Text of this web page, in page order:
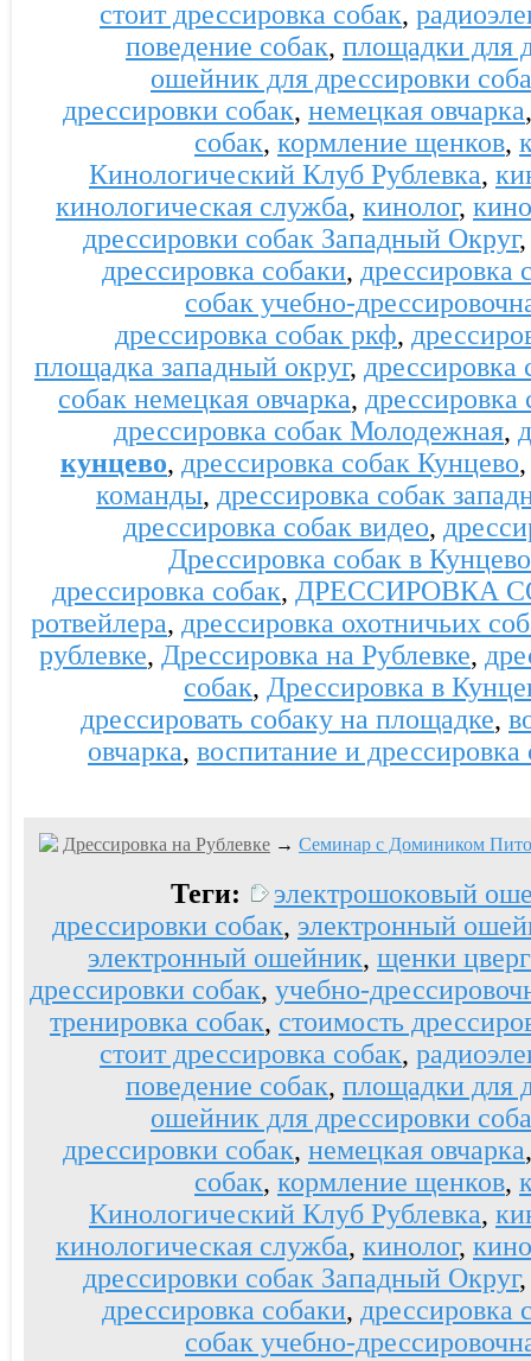
стоит дрессировка собак,
поведение собак, площадки для
ошейник для дрессировки
дрессировки собак, немецкая овчарка
собак, кормление щенков,
Кинологический Клуб Рублевка,
кинологическая служба, кинолог,
дрессировки собак Западный Округ
дрессировка собаки, дрессировка
собак учебно-
дрессировка собак ркф,
площадка западный округ, дрессировка
собак немецкая овчарка, дрессировка
дрессировка собак Молодежная,
кунцево, дрессировка собак Кунцево
команды, дрессировка собак
дрессировка собак видео,
Дрессировка собак в Кунцево
дрессировка собак, ДРЕССИРОВКА
ротвейлера, дрессировка охотничьих
рублевке, Дрессировка на Рублевке,
собак, Дрессировка в
дрессировать собаку на площадке,
овчарка, воспитание и дрессировка
Дрессировка на Рублевке → Семинар с Домиником
Теги:
электрошоковый
дрессировки собак, электронный
электронный ошейник, щенки
дрессировки собак, учебно-
тренировка собак, стоимость
стоит дрессировка собак,
поведение собак, площадки для
ошейник для дрессировки
дрессировки собак, немецкая овчарка
собак, кормление щенков,
Кинологический Клуб Рублевка,
кинологическая служба, кинолог,
дрессировки собак Западный Округ
дрессировка собаки, дрессировка
собак учебно-